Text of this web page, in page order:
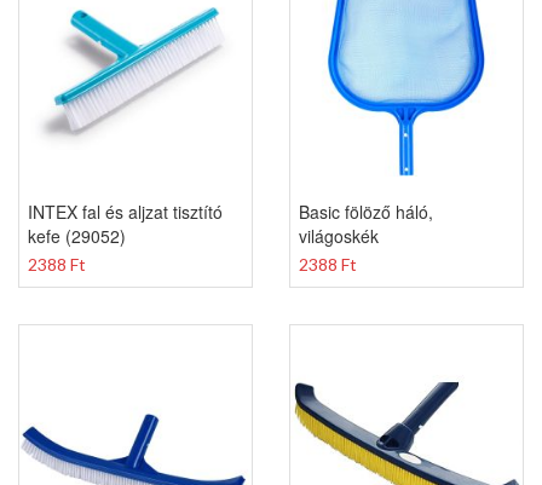
INTEX fal és aljzat tisztító
kefe (29052)
2388 Ft
Basic fölöző háló,
világoskék
2388 Ft